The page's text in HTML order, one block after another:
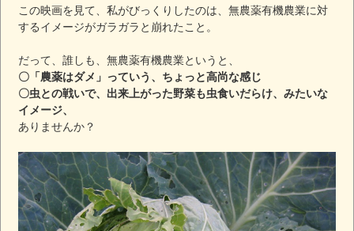
この映画を見て、私がびっくりしたのは、無農薬有機農業に対
するイメージがガラガラと崩れたこと。
だって、誰しも、無農薬有機農業というと、
〇「農薬はダメ」っていう、ちょっと高尚な感じ
〇虫との戦いで、出来上がった野菜も虫食いだらけ、みたいな
イメージ、
ありませんか？